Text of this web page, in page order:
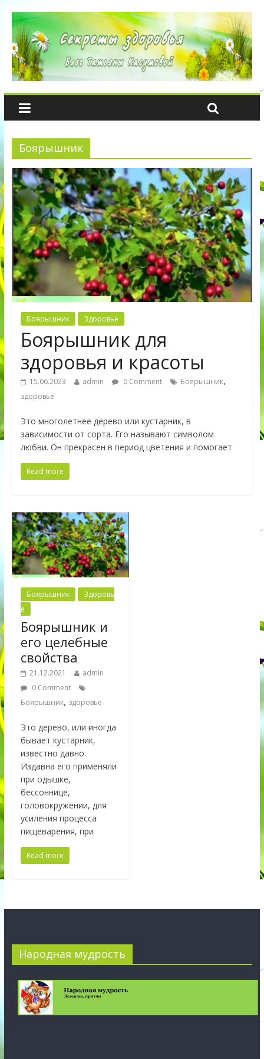
Боярышник
Боярышник Здоровье
Боярышник для
здоровья и красоты
15.06.2023 admin 0 Comment Боярышник,
здоровье
Это многолетнее дерево или кустарник, в
зависимости от сорта. Его называют символом
любви. Он прекрасен в период цветения и помогает
Read more
Боярышник
Здоровь
е
Боярышник и
его целебные
свойства
21.12.2021
admin
0 Comment
Боярышник, здоровье
Это дерево, или иногда
бывает кустарник,
известно давно.
Издавна его применяли
при одышке,
бессоннице,
головокружении, для
усиления процесса
пищеварения, при
Read more
Народная мудрость